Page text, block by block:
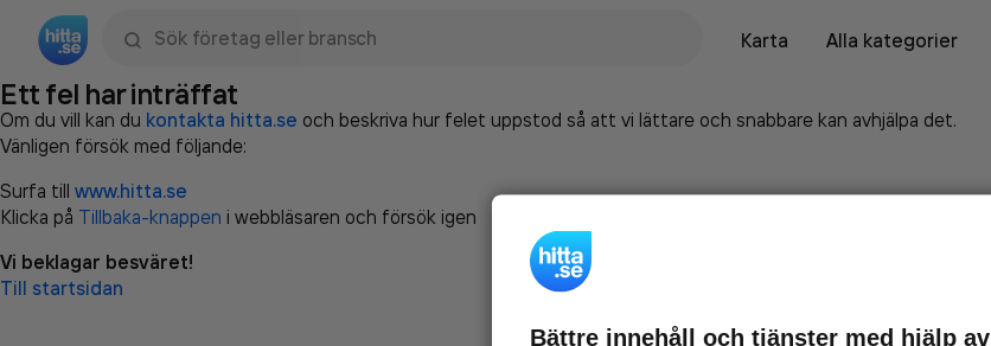
Karta
Alla kategorier
Ett fel har inträffat
Om du vill kan du kontakta hitta.se och beskriva hur felet uppstod så att vi lättare och snabbare kan avhjälpa det.
Vänligen försök med följande:
Surfa till www.hitta.se
Klicka på Tillbaka-knappen i webbläsaren och försök igen
Vi beklagar besväret!
Till startsidan
Bättre innehåll och tjänster med hjälp av